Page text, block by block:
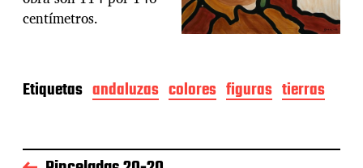
centímetros.
Etiquetas andaluzas colores figuras tierras